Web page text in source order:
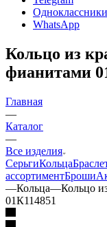
Одноклассники
WhatsApp
Кольцо из
фианитами
Главная
—
Каталог
—
Все изделия
СерьгиКольца
ассортиментБроши
—Кольца—Кольцо
01К114851